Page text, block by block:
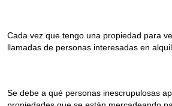
Cada vez que tengo una propiedad para
llamadas de personas interesadas en
Se debe a qué personas inescrupulosas